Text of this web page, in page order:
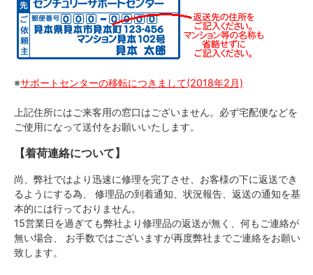
※サポートセンターの移転につきまして(2018年2月)
上記住所にはご来客用の窓口はございません。必ず宅配便などを
ご使用になって送付をお願いいたします。
【着荷連絡について】
尚、弊社ではより迅速に修理を完了させ、お客様の下に返送でき
るようにする為、 修理品の到着通知、状況報告、返送の通知を基
本的には行っておりません。
15営業日を過ぎても弊社より修理品の返送が無く、何もご連絡が
無い場合、 お手数ではございますが再度弊社までご連絡をお願い
致します。